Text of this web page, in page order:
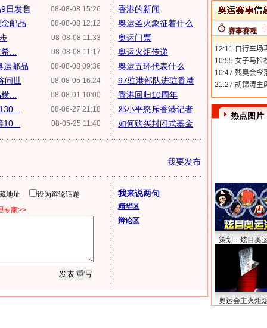
08-08-08 15:26
日发售
08-08-08 12:12
邮品
08-08-08 11:33
08-08-08 11:17
...
08-08-08 09:36
运邮品
08-08-05 16:24
问世
08-08-01 10:00
...
08-06-27 21:18
08-05-25 11:40
香港的新闻
奥运圣火象征着什么
奥运门票
奥运火炬传递
奥运五环代表什么
97驻港部队进驻香港
香港回归10周年
邓小平怒斥香港记者
如何购买封闭式基金
我要发布
地址
设为辩论话题
专家>>
我来说两句
精华区
辩论区
赛事赛程
热点图片
策划：炫目奥
奥运会主火炬